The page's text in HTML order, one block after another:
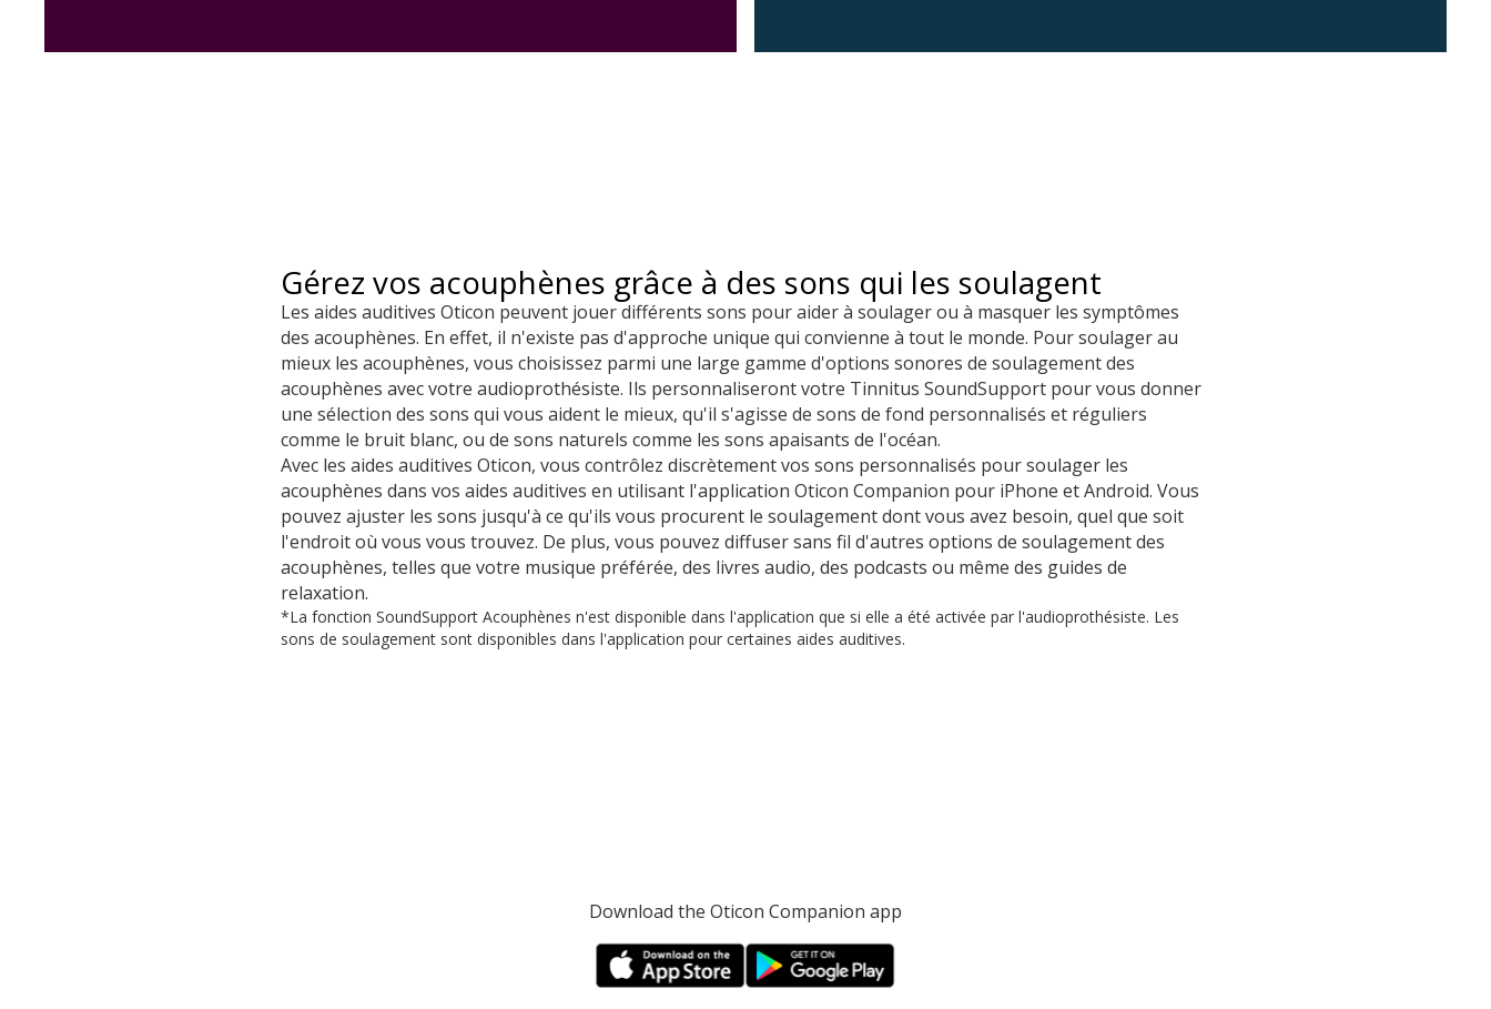
Gérez vos acouphènes grâce à des sons qui les soulagent
Les aides auditives Oticon peuvent jouer différents sons pour aider à soulager ou à masquer les symptômes
des acouphènes. En effet, il n'existe pas d'approche unique qui convienne à tout le monde. Pour soulager au
mieux les acouphènes, vous choisissez parmi une large gamme d'options sonores de soulagement des
acouphènes avec votre audioprothésiste. Ils personnaliseront votre Tinnitus SoundSupport pour vous donner
une sélection des sons qui vous aident le mieux, qu'il s'agisse de sons de fond personnalisés et réguliers
comme le bruit blanc, ou de sons naturels comme les sons apaisants de l'océan.
Avec les aides auditives Oticon, vous contrôlez discrètement vos sons personnalisés pour soulager les
acouphènes dans vos aides auditives en utilisant l'application Oticon Companion pour iPhone et Android. Vous
pouvez ajuster les sons jusqu'à ce qu'ils vous procurent le soulagement dont vous avez besoin, quel que soit
l'endroit où vous vous trouvez. De plus, vous pouvez diffuser sans fil d'autres options de soulagement des
acouphènes, telles que votre musique préférée, des livres audio, des podcasts ou même des guides de
relaxation.
*La fonction SoundSupport Acouphènes n'est disponible dans l'application que si elle a été activée par l'audioprothésiste. Les
sons de soulagement sont disponibles dans l'application pour certaines aides auditives.
Download the Oticon Companion app